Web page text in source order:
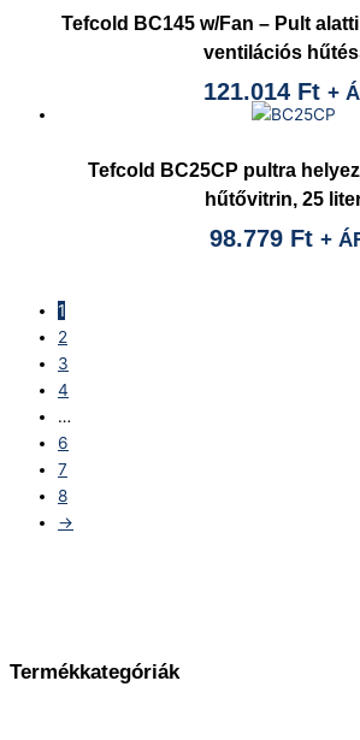
Termékkategóriák
Tefcold BC145 w/Fan – Pult
ventilációs
121.014 Ft +
Tefcold BC25CP pultra
hűtővitrin, 25
98.779 Ft +
1
2
3
4
…
6
7
8
→